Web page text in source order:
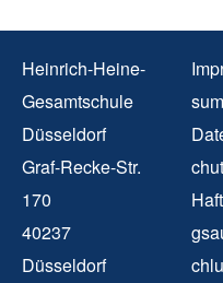
Heinrich-Heine-
Gesamtschule
Düsseldorf
Graf-Recke-Str.
170
40237
Düsseldorf
sum